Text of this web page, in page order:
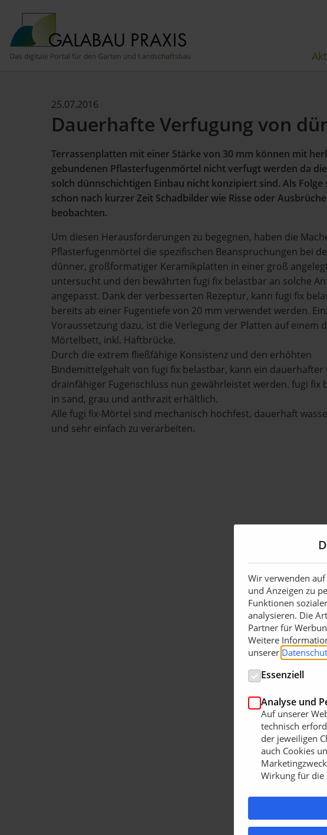
25.07.2016
Dauerhafte Verfugung von
Terrassenplatten mit einer Stärke von 30 mm können mit
gebundenen Pflasterfugenmörtel nicht verfugt werden da
solch dünnschichtigen Einbau nicht konzipiert sind. Als Folge
schon nach kurzer Zeit Schadbilder wie Risse oder
beobachten.
Um diesen Herausforderungen zu begegnen, haben die
Pflasterfugenmörtel die spezifischen Beanspruchungen bei
dünner, großformatiger Keramikplatten in einer groß
untersucht und den bewährten fugi fix belastbar an solche
angepasst. Dank der verbesserten Rezeptur, kann fugi fix
bereits ab einer Fugentiefe von 20 mm verwendet werden.
Voraussetzung dazu, ist die Verlegung der Platten auf einem
Mörtelbett, inkl. Haftbrücke.
Durch die extrem fließfähige Konsistenz und den erhöhten
Bindemittelgehalt von fugi fix belastbar, kann ein dauerhafter
drainfähiger Fugenschluss nun gewährleistet werden. fugi fix
in sand, grau und anthrazit erhältlich.
Alle fugi fix-Mörtel sind mechanisch hochfest, dauerhaft
und sehr einfach zu verarbeiten.
Wir verwenden auf
und Anzeigen zu
Funktionen
analysieren. Die
Partner für
Weitere
unserer
Essenziell
Analyse und
Auf unserer
technisch
der jeweiligen
auch Cookies
Wirkung für